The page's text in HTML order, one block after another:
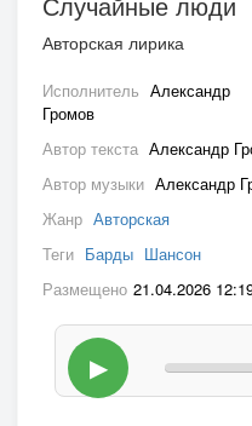
Авторская лирика
Исполнитель Александр
Громов
Автор текста Александр
Автор музыки Александр
Жанр Авторская
Теги Барды Шансон
Размещено 21.04.2026
▶